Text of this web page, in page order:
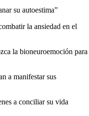
su autoestima”
la ansiedad en el
la bioneuroemoción para
manifestar sus
a conciliar su vida